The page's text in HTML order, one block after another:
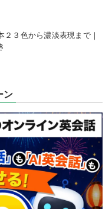
２３色から濃淡表現まで｜
ン